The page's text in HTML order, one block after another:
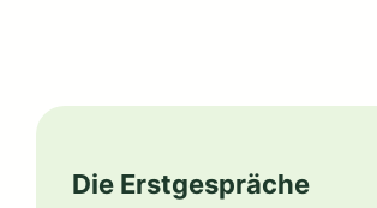
Die Erstgespräche